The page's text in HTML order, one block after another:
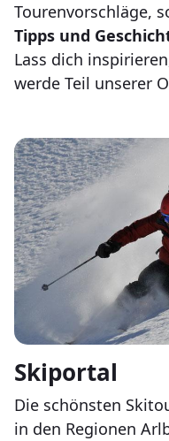
Tourenvorschläge,
Tipps und
Lass dich
werde Teil unserer
Skiportal
Die schönsten
in den Regionen